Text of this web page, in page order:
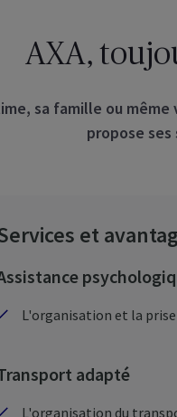
AXA,
sa famille ou
propose ses
et
L'organisation et la
adapté
L'organisation du